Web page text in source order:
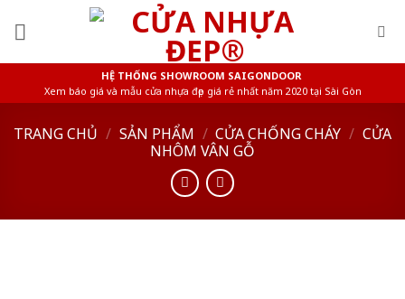
HỆ THỐNG SHOWROOM SAIGONDOOR
Xem báo giá và mẫu cửa nhựa đẹp giá rẻ nhất năm 2020 tại Sài Gòn
TRANG CHỦ / SẢN PHẨM / CỬA CHỐNG CHÁY / CỬA
NHÔM VÂN GỖ